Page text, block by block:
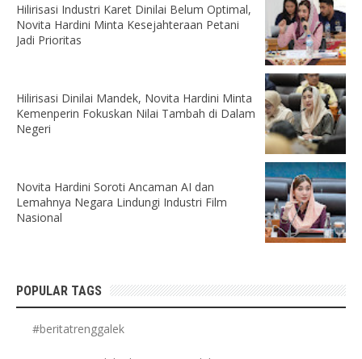
Hilirisasi Industri Karet Dinilai Belum Optimal,
Novita Hardini Minta Kesejahteraan Petani
Jadi Prioritas
Hilirisasi Dinilai Mandek, Novita Hardini Minta
Kemenperin Fokuskan Nilai Tambah di Dalam
Negeri
Novita Hardini Soroti Ancaman AI dan
Lemahnya Negara Lindungi Industri Film
Nasional
POPULAR TAGS
#beritatrenggalek